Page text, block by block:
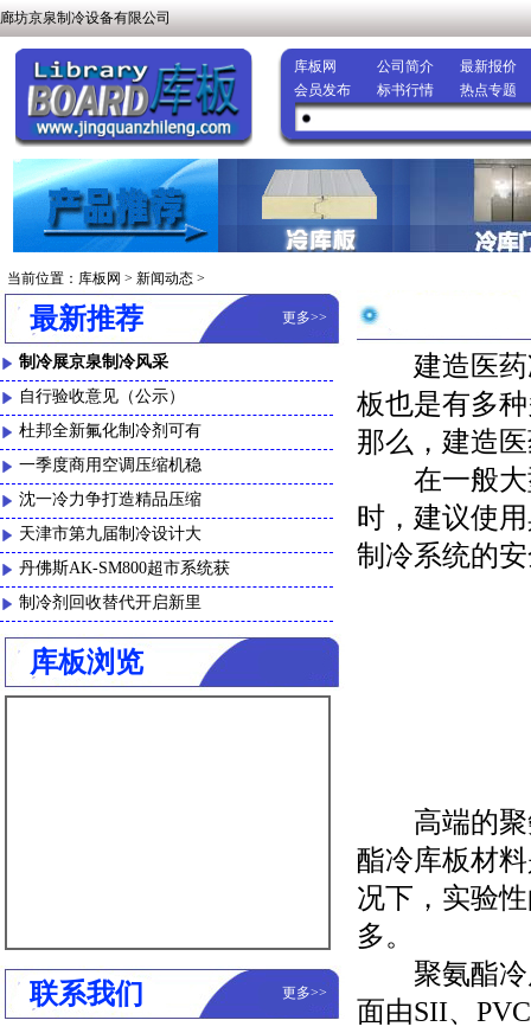
廊坊京泉制冷设备有限公司
库板网 公司简介
最新报价
会员发布
标书行情 热点专题
当前位置： 库板网 > 新闻动态 >
最新推荐 更多>>
制冷展京泉制冷风采
自行验收意见（公示）
杜邦全新氟化制冷剂可有
一季度商用空调压缩机稳
沈一冷力争打造精品压缩
天津市第九届制冷设计大
丹佛斯AK-SM800超市系统获
制冷剂回收替代开启新里
库板浏览
联系我们 更多>>
建造医药冷
板也是有多
那么，建造
在一般大
时，建议使
制冷系统的
高端的聚氨
酯冷库板材
况下，实验
多。
聚氨酯冷
面由SII、